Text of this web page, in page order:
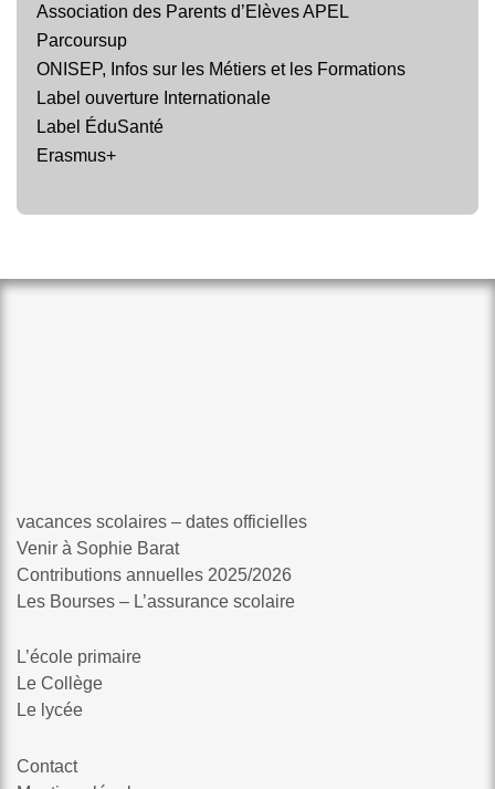
Association des Parents d’Elèves APEL
Parcoursup
ONISEP, Infos sur les Métiers et les Formations
Label ouverture Internationale
Label ÉduSanté
Erasmus+
vacances scolaires – dates officielles
Venir à Sophie Barat
Contributions annuelles 2025/2026
Les Bourses – L’assurance scolaire
L’école primaire
Le Collège
Le lycée
Contact